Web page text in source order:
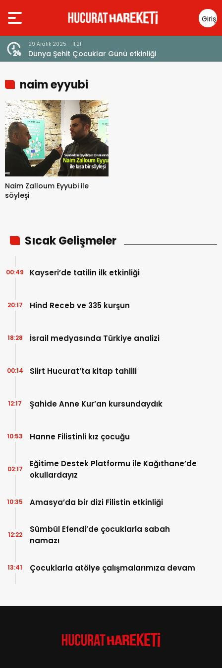
Giriş
Yap
29 Aralık 2025 - 11:21
Dünya Şehit Çocuklar Günü etkinliği
naim eyyubi
Naim Zalloum Eyyubi ile
söyleşi
Sıcak Gelişmeler
Kayseri’de tatilin ilk etkinliği
00:49
Hind Receb ve 335 kurşun
20:17
İsrail medyasında Türkiye analizi
18:28
Siirt Hucurat’ta kitap tahlili
00:14
Şahide Anne Kur’an kursundaydık
12:17
Hanne Filistinli kız çocuğu
10:53
Eğitime Destek Platformu ile Kağıthane’de
okullardayız
02:17
Amasya’da bir dizi Filistin etkinliği
10:35
Sümbül Efendi’de çocuklarla sabah
namazı
12:22
Çocuklarla atölye çalışmalarımıza devam
13:41